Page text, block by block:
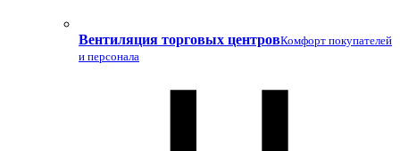
Вентиляция торговых центровКомфорт покупателей
и персонала